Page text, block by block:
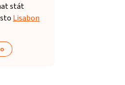
stát
Lisabon